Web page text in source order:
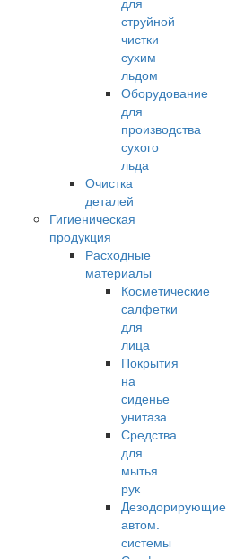
струйной
чистки
сухим
льдом
Оборудование
для
производства
сухого
льда
Очистка
деталей
Гигиеническая
продукция
Расходные
материалы
Косметические
салфетки
для
лица
Покрытия
на
сиденье
унитаза
Средства
для
мытья
рук
Дезодорирующие
автом.
системы